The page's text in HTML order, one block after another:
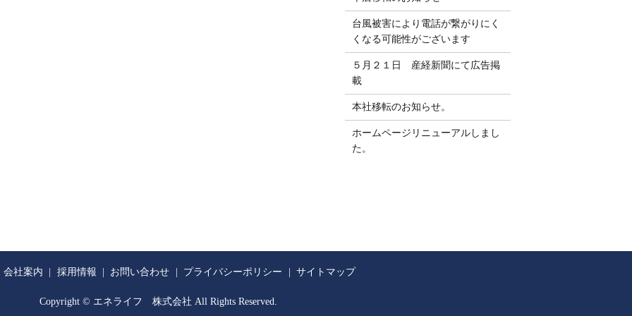
台風被害により電話が繋がりにく
くなる可能性がございます
５月２１日 産経新聞にて広告掲
載
本社移転のお知らせ。
ホームページリニューアルしまし
た。
会社案内 採用情報 お問い合わせ プライバシーポリシー サイトマップ
Copyright © エネライフ 株式会社 All Rights Reserved.